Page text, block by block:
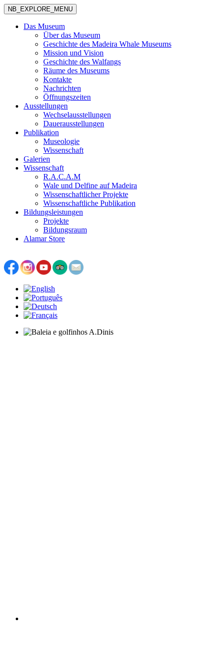
NB_EXPLORE_MENU
Das Museum
Über das Museum
Geschichte des Madeira Whale Museums
Mission und Vision
Geschichte des Walfangs
Räume des Museums
Kontakte
Nachrichten
Öffnungszeiten
Ausstellungen
Wechselausstellungen
Dauerausstellungen
Publikation
Museologie
Wissenschaft
Galerien
Wissenschaft
R.A.C.A.M
Wale und Delfine auf Madeira
Wissenschaftlicher Projekte
Wissenschaftliche Publikation
Bildungsleistungen
Projekte
Bildungsraum
Alamar Store